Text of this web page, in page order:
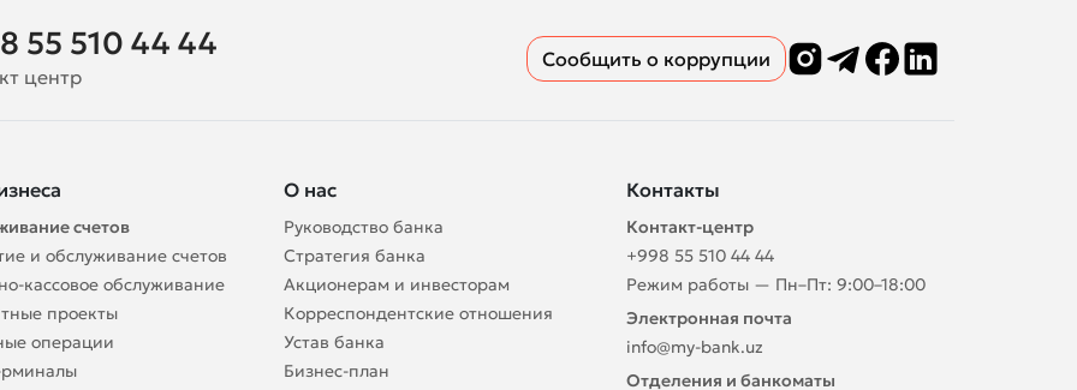
55 510 44 44
центр
Сообщить о коррупции
счетов
и обслуживание счетов
кассовое обслуживание
проекты
операции
О нас
Руководство банка
Стратегия банка
Акционерам и инвесторам
Корреспондентские отношения
Устав банка
Бизнес-план
Контакты
Контакт-центр
+998 55 510 44 44
Режим работы — Пн–Пт: 9:00–18:00
Электронная почта
info@my-bank.uz
Отделения и банкоматы